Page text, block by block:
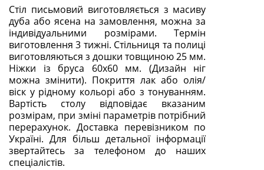
Стіл письмовий виготовляється з масиву
дуба або ясена на замовлення, можна за
індивідуальними розмірами. Термін
виготовлення 3 тижні. Стільниця та полиці
виготовляються з дошки товщиною 25 мм.
Ніжки із бруса 60х60 мм. (Дизайн ніг
можна змінити). Покриття лак або олія/
віск у рідному кольорі або з тонуванням.
Вартість столу відповідає вказаним
розмірам, при зміні параметрів потрібний
перерахунок. Доставка перевізником по
Україні. Для більш детальної інформації
звертайтесь за телефоном до наших
спеціалістів.